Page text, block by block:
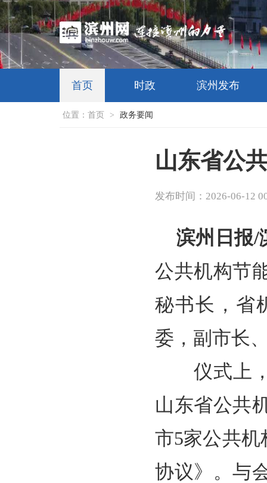
首页 时政 滨州发布
位置： 首页 > 政务要闻
山东省公
发布时间：2026-06-12
滨州日报/
公共机构节
秘书长，省
委，副市长
仪式上，
山东省公共
市5家公共机
协议》。与